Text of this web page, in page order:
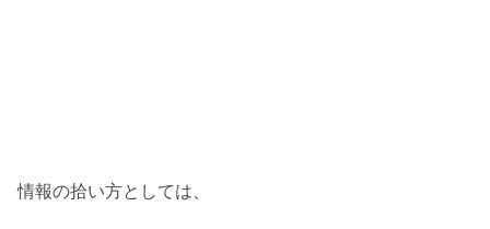
情報の拾い方としては、